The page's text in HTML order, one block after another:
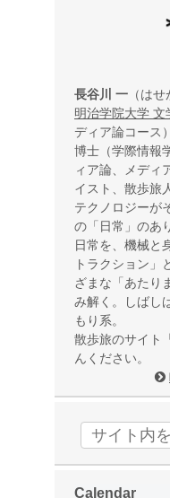
長谷川 一 （は
明治学院大学 文
ディア論コース
博士（学際情報
ィア論、メディ
イスト、散歩旅
テクノロジーが
の「日常」のあ
日常を、機械と
トラクション」
ざまな「あたり
み解く。しばし
もり系。
散歩旅のサイト「
んください。
Calendar